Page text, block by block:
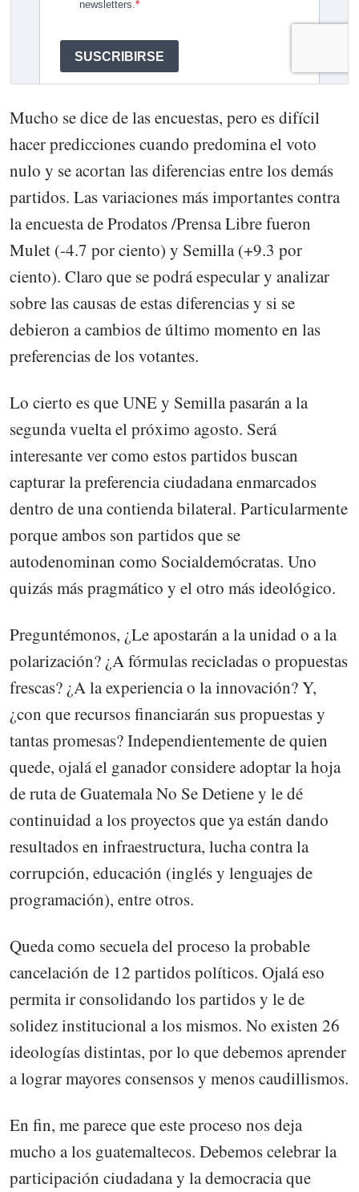
Mucho se dice de las encuestas, pero es difícil
hacer predicciones cuando predomina el voto
nulo y se acortan las diferencias entre los demás
partidos. Las variaciones más importantes contra
la encuesta de Prodatos /Prensa Libre fueron
Mulet (-4.7 por ciento) y Semilla (+9.3 por
ciento). Claro que se podrá especular y analizar
sobre las causas de estas diferencias y si se
debieron a cambios de último momento en las
preferencias de los votantes.
Lo cierto es que UNE y Semilla pasarán a la
segunda vuelta el próximo agosto. Será
interesante ver como estos partidos buscan
capturar la preferencia ciudadana enmarcados
dentro de una contienda bilateral. Particularmente
porque ambos son partidos que se
autodenominan como Socialdemócratas. Uno
quizás más pragmático y el otro más ideológico.
Preguntémonos, ¿Le apostarán a la unidad o a la
polarización? ¿A fórmulas recicladas o propuestas
frescas? ¿A la experiencia o la innovación? Y,
¿con que recursos financiarán sus propuestas y
tantas promesas? Independientemente de quien
quede, ojalá el ganador considere adoptar la hoja
de ruta de Guatemala No Se Detiene y le dé
continuidad a los proyectos que ya están dando
resultados en infraestructura, lucha contra la
corrupción, educación (inglés y lenguajes de
programación), entre otros.
Queda como secuela del proceso la probable
cancelación de 12 partidos políticos. Ojalá eso
permita ir consolidando los partidos y le de
solidez institucional a los mismos. No existen 26
ideologías distintas, por lo que debemos aprender
a lograr mayores consensos y menos caudillismos.
En fin, me parece que este proceso nos deja
mucho a los guatemaltecos. Debemos celebrar la
participación ciudadana y la democracia que